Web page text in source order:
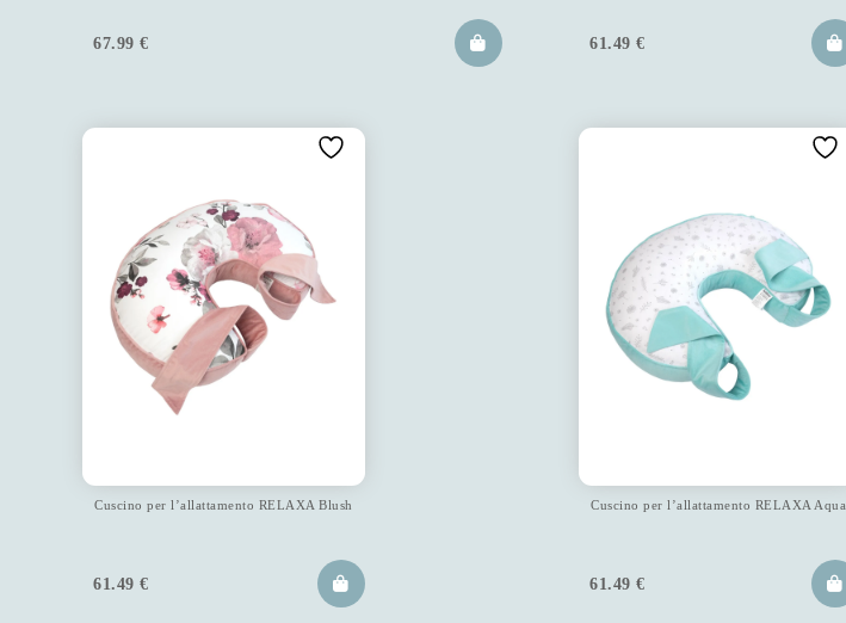
67.99 € 61.49 €
Cuscino per l’allattamento RELAXA Blush
61.49 €
Cuscino per l’allattamento RELAXA Aqua
61.49 €